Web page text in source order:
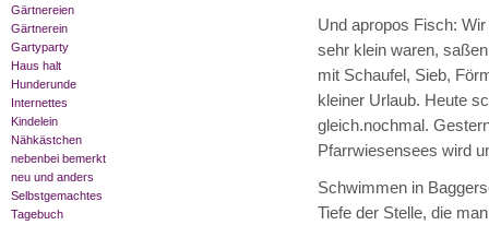
Gärtnereien
Gärtnerein
Gartyparty
Haus halt
Hunderunde
Internettes
Kindelein
Nähkästchen
nebenbei bemerkt
neu und anders
Selbstgemachtes
Tagebuch
Und apropos Fisch:
sehr klein waren,
mit Schaufel, Sieb,
kleiner Urlaub. Heute
gleich.nochmal.
Pfarrwiesensees wird
Schwimmen in
Tiefe der Stelle, die